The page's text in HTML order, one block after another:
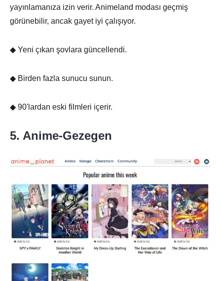
yayınlamanıza izin verir. Animeland modası geçmiş
görünebilir, ancak gayet iyi çalışıyor.
◆ Yeni çıkan şovlara güncellendi.
◆ Birden fazla sunucu sunun.
◆ 90'lardan eski filmleri içerir.
5. Anime-Gezegen